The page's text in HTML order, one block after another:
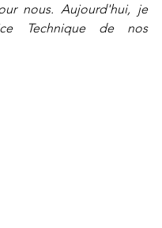
nous. Aujourd'hui, je
Technique de nos